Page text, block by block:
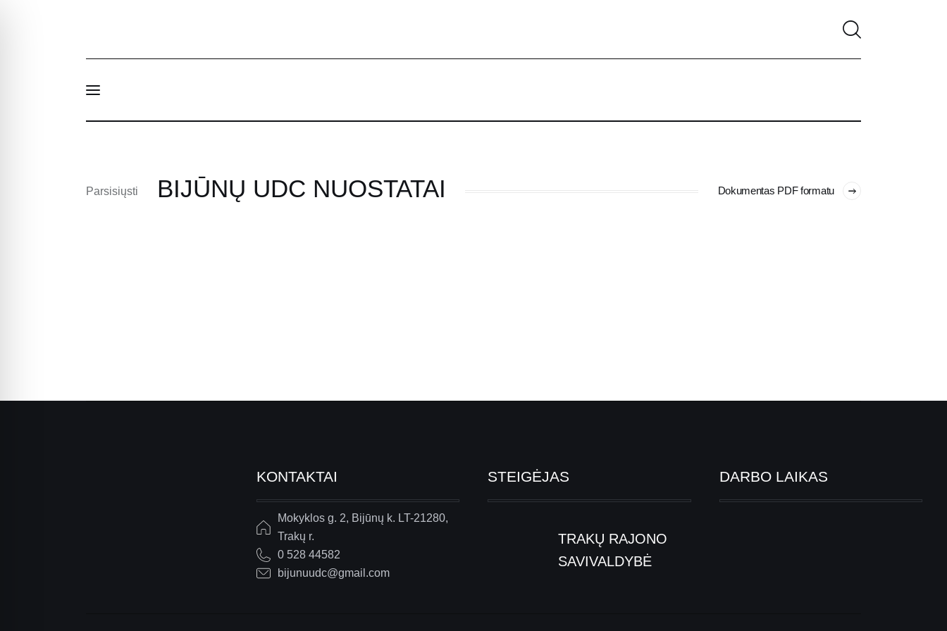
Struktūra ir kontaktai
Parsisiųsti BIJŪNŲ UDC NUOSTATAI Dokumentas PDF formatu
KONTAKTAI
Mokyklos g. 2, Bijūnų k. LT-21280,
Trakų r.
0 528 44582
bijunuudc@gmail.com
STEIGĖJAS
TRAKŲ RAJONO
SAVIVALDYBĖ
DARBO LAIKAS